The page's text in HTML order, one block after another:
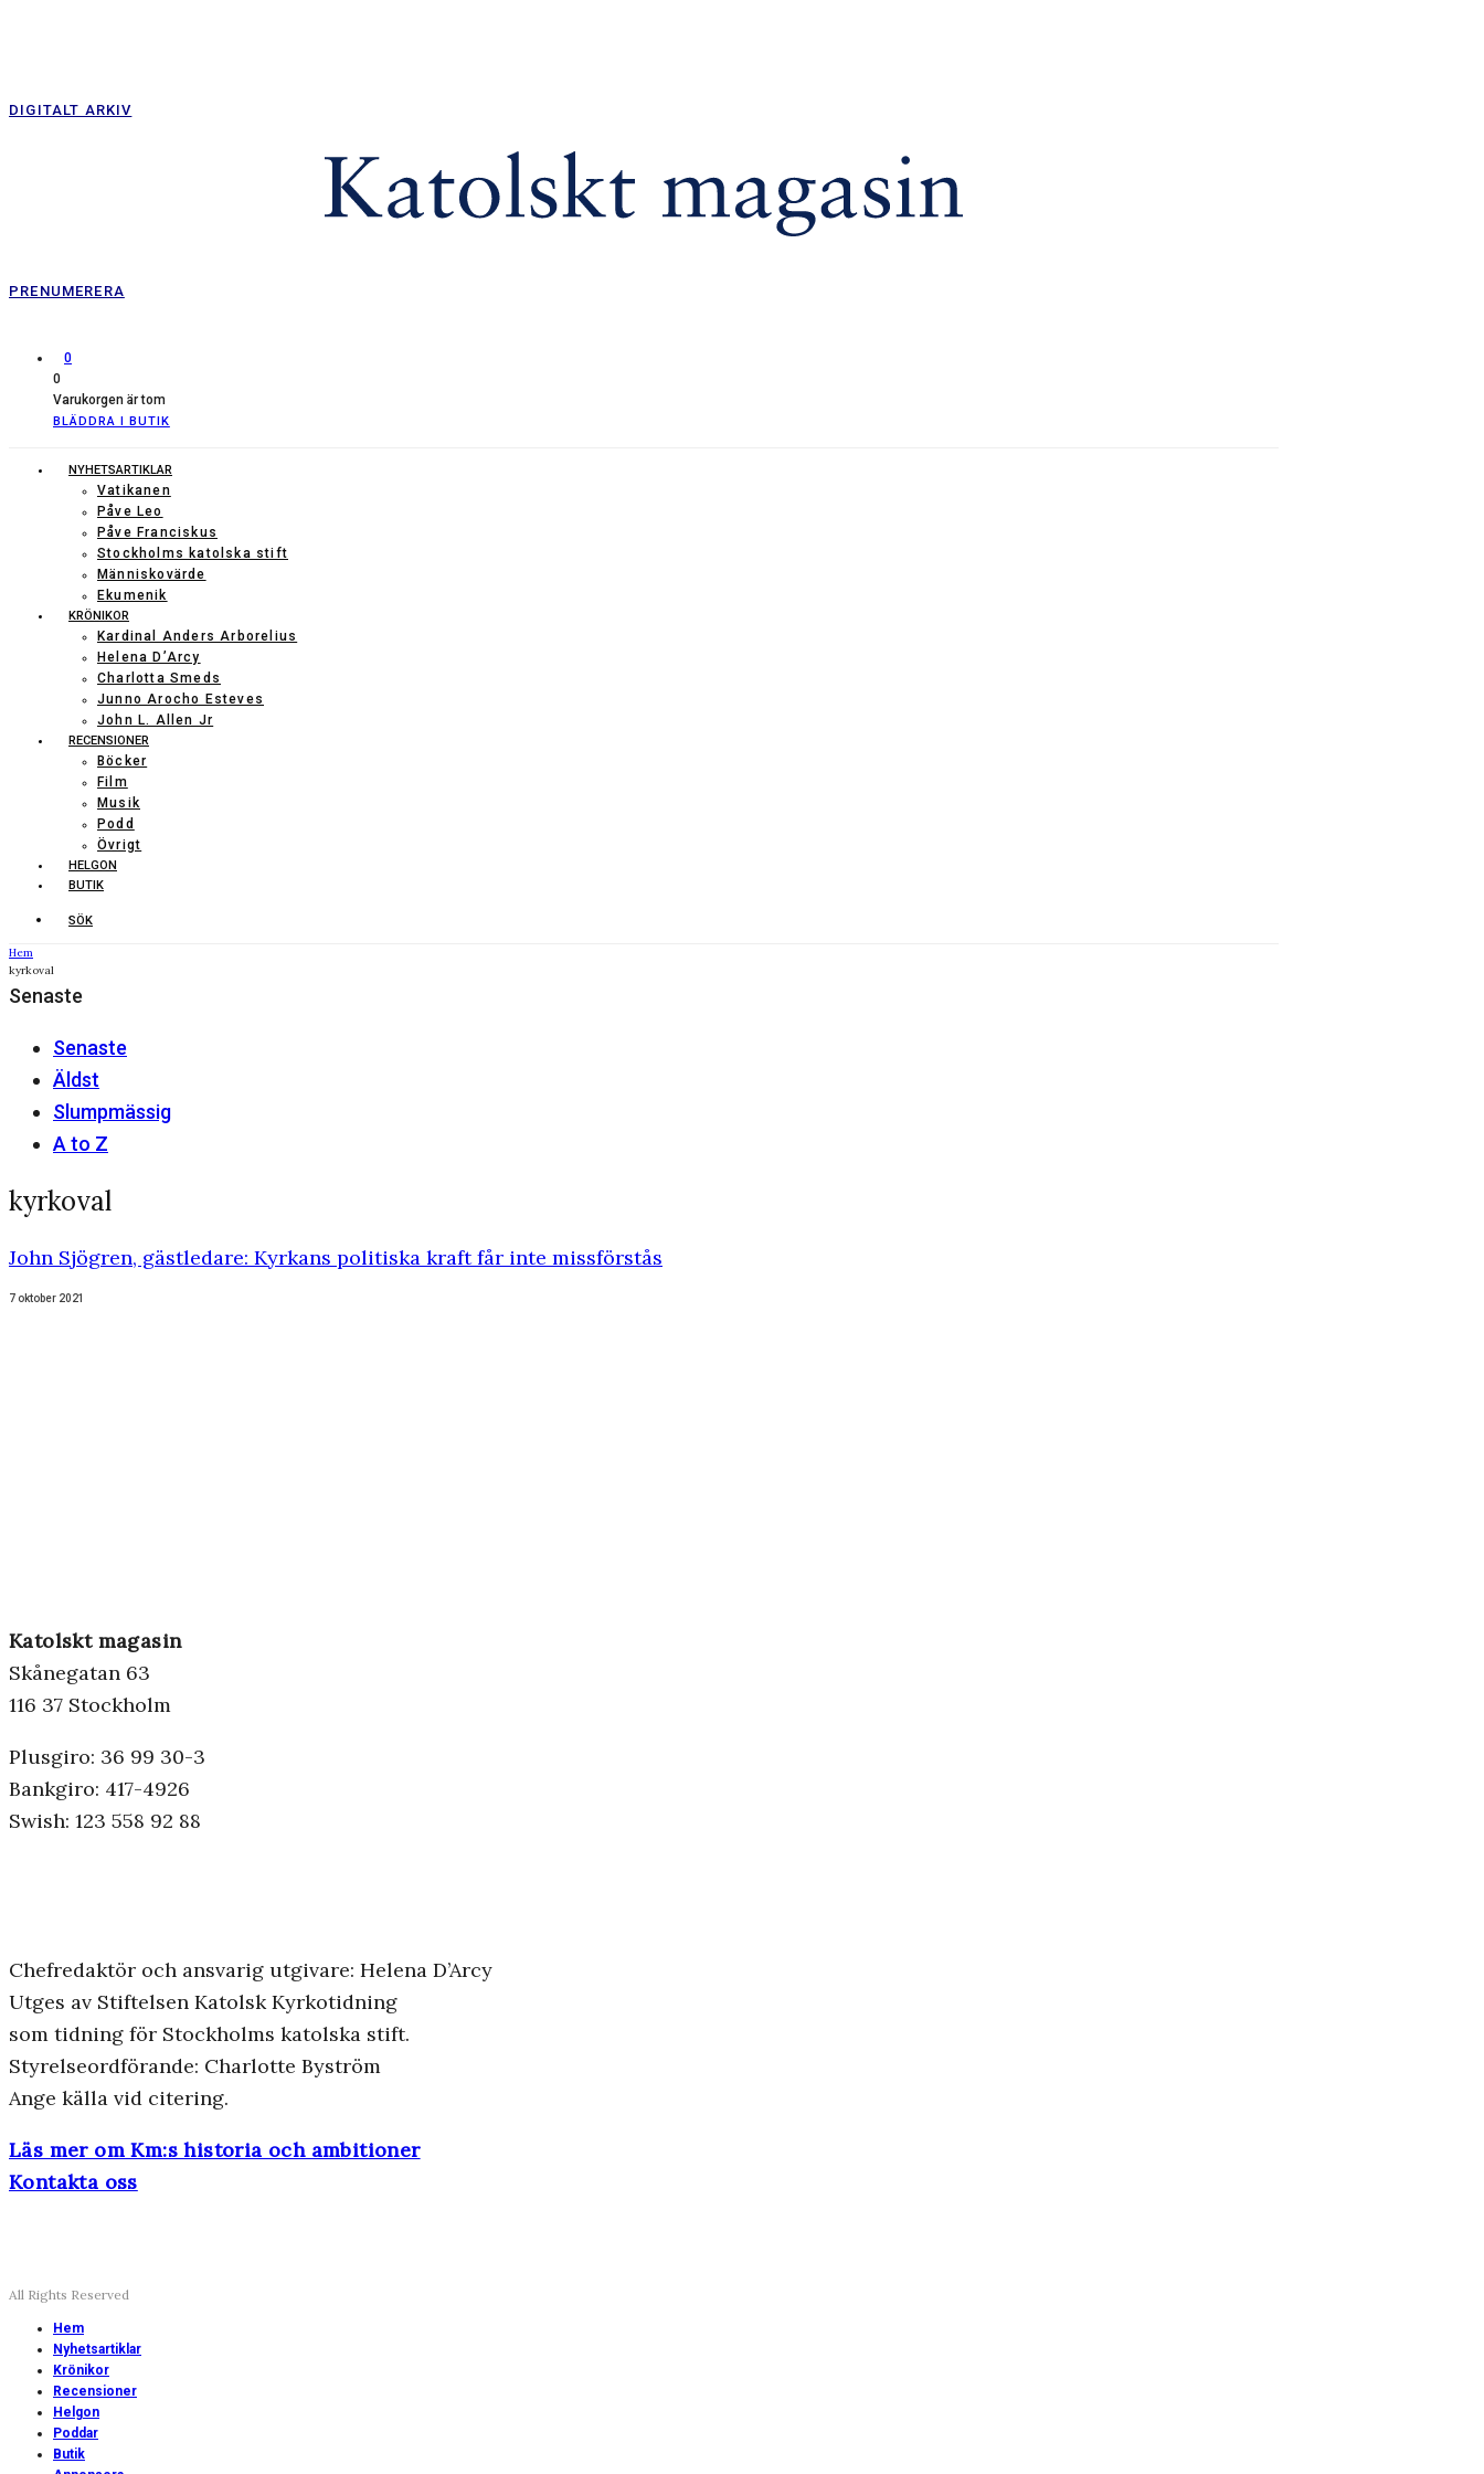
DIGITALT ARKIV
PRENUMERERA
0
0
Varukorgen är tom
BLÄDDRA I BUTIK
NYHETSARTIKLAR
Vatikanen
Påve Leo
Påve Franciskus
Stockholms katolska stift
Människovärde
Ekumenik
KRÖNIKOR
Kardinal Anders Arborelius
Helena D’Arcy
Charlotta Smeds
Junno Arocho Esteves
John L. Allen Jr
RECENSIONER
Böcker
Film
Musik
Podd
Övrigt
HELGON
BUTIK
SÖK
Hem
kyrkoval
Senaste
Senaste
Äldst
Slumpmässig
A to Z
kyrkoval
John Sjögren, gästledare: Kyrkans politiska kraft får inte missförstås
7 oktober 2021
Katolskt magasin
Skånegatan 63
116 37 Stockholm
Plusgiro: 36 99 30-3
Bankgiro: 417-4926
Swish: 123 558 92 88
Chefredaktör och ansvarig utgivare: Helena D’Arcy
Utges av Stiftelsen Katolsk Kyrkotidning
som tidning för Stockholms katolska stift.
Styrelseordförande: Charlotte Byström
Ange källa vid citering.
Läs mer om Km:s historia och ambitioner
Kontakta oss
All Rights Reserved
Hem
Nyhetsartiklar
Krönikor
Recensioner
Helgon
Poddar
Butik